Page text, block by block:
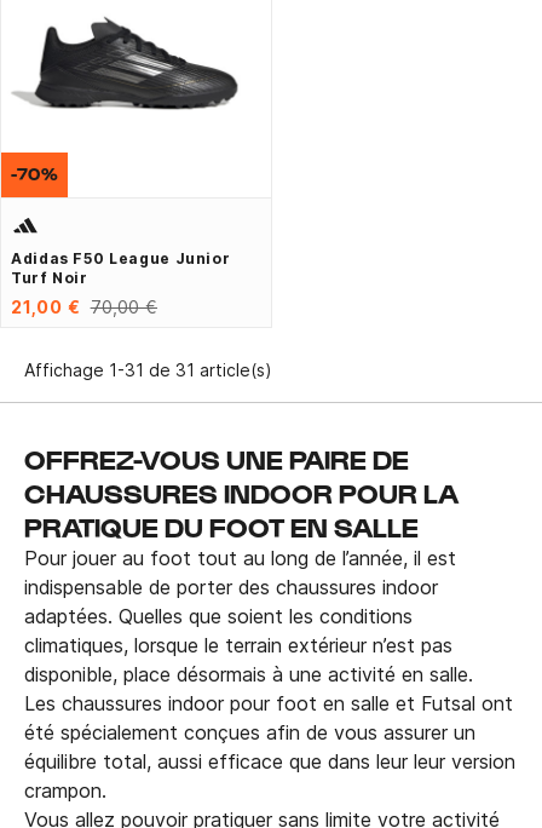
Adidas F50 League Junior
Turf Noir
21,00 € 70,00 €
-70%
Affichage 1-31 de 31 article(s)
OFFREZ-VOUS UNE PAIRE DE
CHAUSSURES INDOOR POUR LA
PRATIQUE DU FOOT EN SALLE
Pour jouer au foot tout au long de l’année, il est
indispensable de porter des chaussures indoor
adaptées. Quelles que soient les conditions
climatiques, lorsque le terrain extérieur n’est pas
disponible, place désormais à une activité en salle.
Les chaussures indoor pour foot en salle et Futsal ont
été spécialement conçues afin de vous assurer un
équilibre total, aussi efficace que dans leur leur version
crampon.
Vous allez pouvoir pratiquer sans limite votre activité